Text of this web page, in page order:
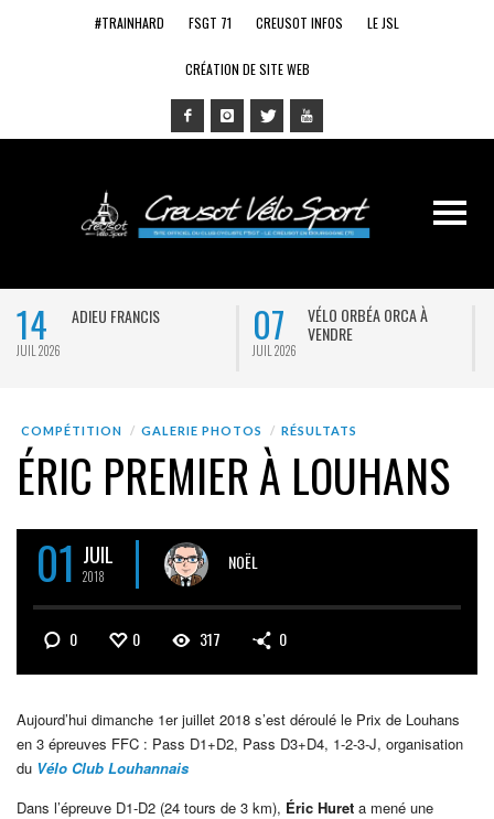
#TRAINHARD FSGT 71 CREUSOT INFOS LE JSL
CRÉATION DE SITE WEB
14
JUIL 2026
ADIEU FRANCIS 07
JUIL 2026
VÉLO ORBÉA ORCA À
VENDRE
COMPÉTITION GALERIE PHOTOS RÉSULTATS
ÉRIC PREMIER À LOUHANS
01 JUIL
2018
NOËL
0 0 317 0
Aujourd’hui dimanche 1er juillet 2018 s’est déroulé le Prix de Louhans
en 3 épreuves FFC : Pass D1+D2, Pass D3+D4, 1-2-3-J, organisation
du Vélo Club Louhannais
Dans l’épreuve D1-D2 (24 tours de 3 km), Éric Huret a mené une